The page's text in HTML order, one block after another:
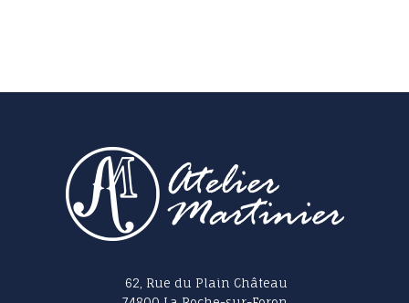
62, Rue du Plain Château